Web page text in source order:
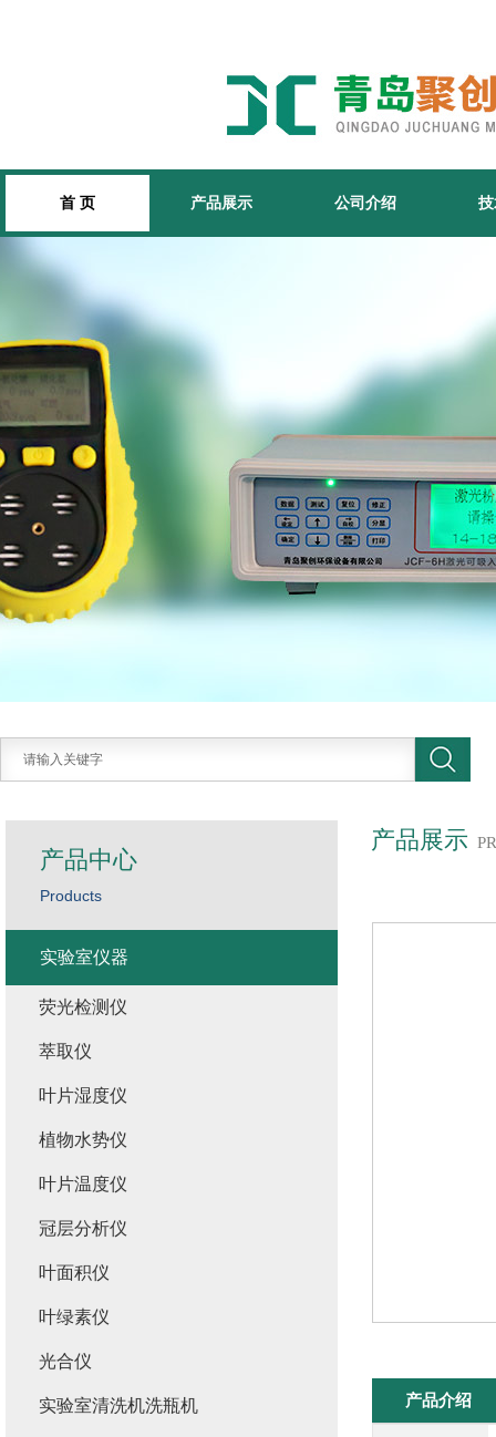
首 页 产品展示 公司介绍
产品展示
产品介绍
产品中心
Products
实验室仪器
荧光检测仪
萃取仪
叶片湿度仪
植物水势仪
叶片温度仪
冠层分析仪
叶面积仪
叶绿素仪
光合仪
实验室清洗机洗瓶机